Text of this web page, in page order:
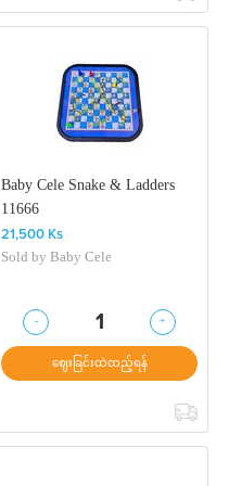
Baby Cele Snake & Ladders
11666
21,500 Ks
Sold byBaby Cele
- 1
+
ဈေးခြင်းထဲထည့်ရန်